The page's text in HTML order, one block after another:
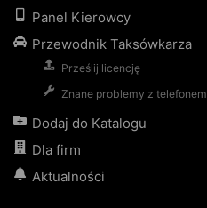
Panel Kierowcy
Przewodnik Taksówkarza
Prześlij licencję
Znane problemy z telefonem
Dodaj do Katalogu
Dla firm
Aktualności